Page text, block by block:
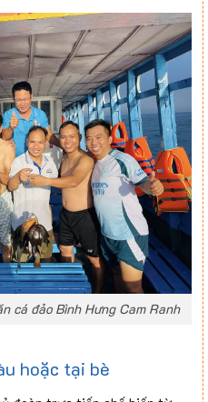
cá đảo Bình Hưng Cam Ranh
hoặc tại bè